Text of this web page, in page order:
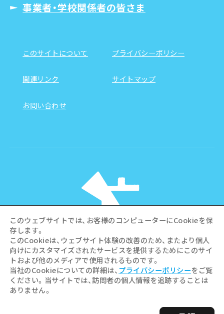
事業者・学校関係者の皆さま
このサイトについて プライバシーポリシー
関連リンク サイトマップ
お問い合わせ
©Hiroshima Tourism Association /
Hiroshima Prefecture / Hiroshima City .
All rights reserved
このウェブサイトでは、お客様のコンピューターにCookieを保
存します。
このCookieは、ウェブサイト体験の改善のため、またより個人
向けにカスタマイズされたサービスを提供するためにこのサイ
トおよび他のメディアで使用されるものです。
当社のCookieについての詳細は、 プライバシーポリシーをご覧
ください。当サイトでは、訪問者の個人情報を追跡することは
ありません。